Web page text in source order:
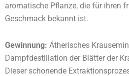
aromatische Pflanze, die für ihren
Geschmack bekannt ist.
Gewinnung: Ätherisches
Dampfdestillation der Blätter der
Dieser schonende